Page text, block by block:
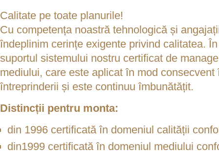
Calitate pe toate planurile!
Cu competența noastră tehnologică și
îndeplinim cerințe exigente privind calitatea.
suportul sistemului nostru certificat de
mediului, care este aplicat în mod consecvent
întreprinderii și este continuu îmbunătățit.
Distincții pentru monta:
din 1996 certificată în domeniul calității
din1999 certificată în domeniul mediului